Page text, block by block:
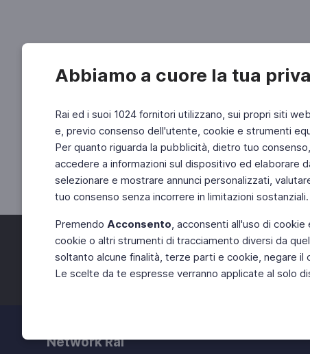
Abbiamo a cuore la tua
Rai ed i suoi 1024 fornitori utilizzano, sui propri siti
e, previo consenso dell'utente, cookie e strumenti
Per quanto riguarda la pubblicità, dietro tuo
accedere a informazioni sul dispositivo ed elaborare
selezionare e mostrare annunci personalizzati,
tuo consenso senza incorrere in limitazioni
Premendo Acconsento, acconsenti all'uso di
cookie o altri strumenti di tracciamento diversi da
soltanto alcune finalità, terze parti e cookie, negare
Le scelte da te espresse verranno applicate al solo
Facebook Twitter